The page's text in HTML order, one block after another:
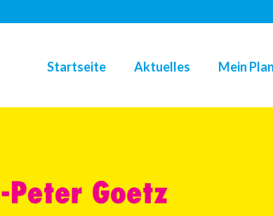
Startseite Aktuelles Mein